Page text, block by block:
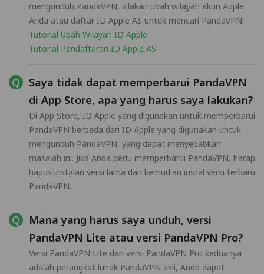
mengunduh PandaVPN, silakan ubah wilayah akun Apple
Anda atau daftar ID Apple AS untuk mencari PandaVPN.
Tutorial Ubah Wilayah ID Apple
Tutorial Pendaftaran ID Apple AS
Saya tidak dapat memperbarui PandaVPN
di App Store, apa yang harus saya lakukan?
Di App Store, ID Apple yang digunakan untuk memperbarui
PandaVPN berbeda dari ID Apple yang digunakan untuk
mengunduh PandaVPN, yang dapat menyebabkan
masalah ini. Jika Anda perlu memperbarui PandaVPN, harap
hapus instalan versi lama dan kemudian instal versi terbaru
PandaVPN.
Mana yang harus saya unduh, versi
PandaVPN Lite atau versi PandaVPN Pro?
Versi PandaVPN Lite dan versi PandaVPN Pro keduanya
adalah perangkat lunak PandaVPN asli, Anda dapat